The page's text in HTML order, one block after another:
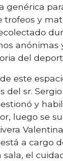
genérica
trofeos y
anónimas
del
este
del sr.
y
luego se
a cargo
sala, el